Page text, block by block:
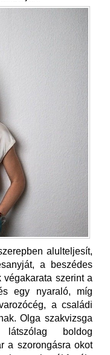
alulteljesít,
a beszédes
végakarata szerint a
egy nyaraló, míg
a családi
Olga szakvizsga
boldog
a szorongásra okot